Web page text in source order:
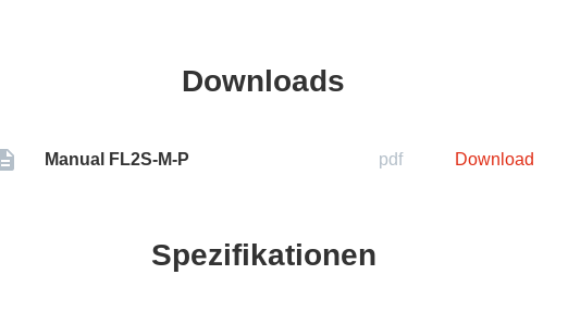
Downloads
Manual FL2S-M-P pdf Download
Spezifikationen